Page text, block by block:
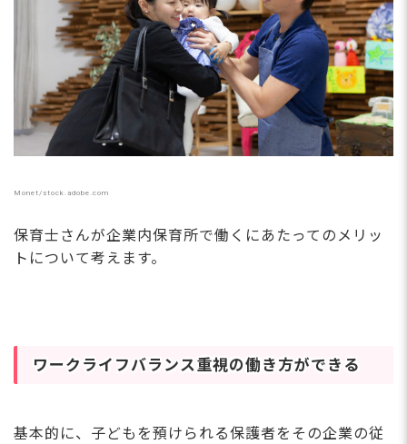
Monet/stock.adobe.com
保育士さんが企業内保育所で働くにあたってのメリッ
トについて考えます。
ワークライフバランス重視の働き方ができる
基本的に、子どもを預けられる保護者をその企業の従